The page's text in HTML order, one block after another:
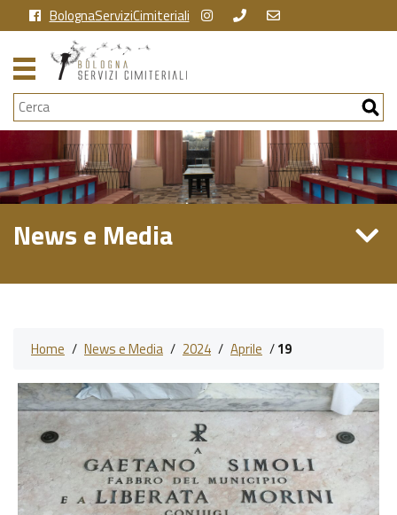
BolognaServiziCimiteriali
Cerca
News e Media
Home / News e Media / 2024 / Aprile /19